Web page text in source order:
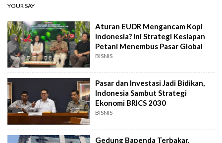
YOUR SAY
Aturan EUDR Mengancam Kopi
Indonesia? Ini Strategi Kesiapan
Petani Menembus Pasar Global
BISNIS
Pasar dan Investasi Jadi Bidikan,
Indonesia Sambut Strategi
Ekonomi BRICS 2030
BISNIS
Gedung Bapenda Terbakar,